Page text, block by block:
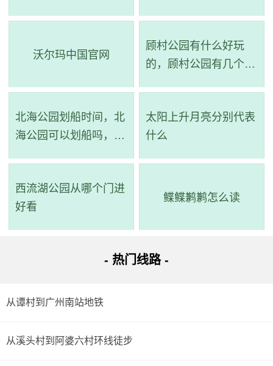
路线五：全程2.1公里，耗时27分钟，无需换乘。
番101路（地铁石壁站 至 石壁
(都那村总站方向)经过1站到石壁村南站；步行773米到达目
的地。
沃尔玛中国官网
顾村公园有什么好玩
的，顾村公园有几个景
北海公园划船时间，北
海公园可以划船吗，北
太阳上升月亮分别代表
什么
西流湖公园从哪个门进
好看
鲽鲽鹣鹣怎么读
- 热门线路 -
从谭村到广州南站地铁
从溪头村到阿婆六村环线徒步